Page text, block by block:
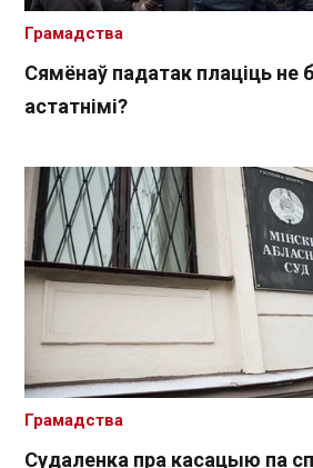
Сямёнаў падатак плаціць не
астатнімі?
Грамадства
Судаленка пра касацыю па
Грамадства